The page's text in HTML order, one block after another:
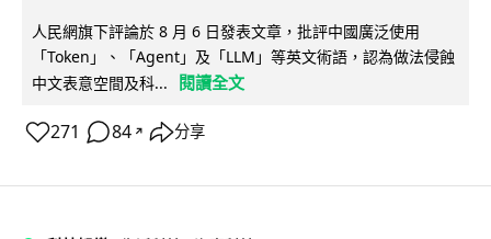
人民網旗下評論於 8 月 6 日發表文章，批評中國廣泛使用
「Token」、「Agent」及「LLM」等英文術語，認為做法侵蝕
中文表意空間及科...
閱讀全文
271 84 ↗ 分享